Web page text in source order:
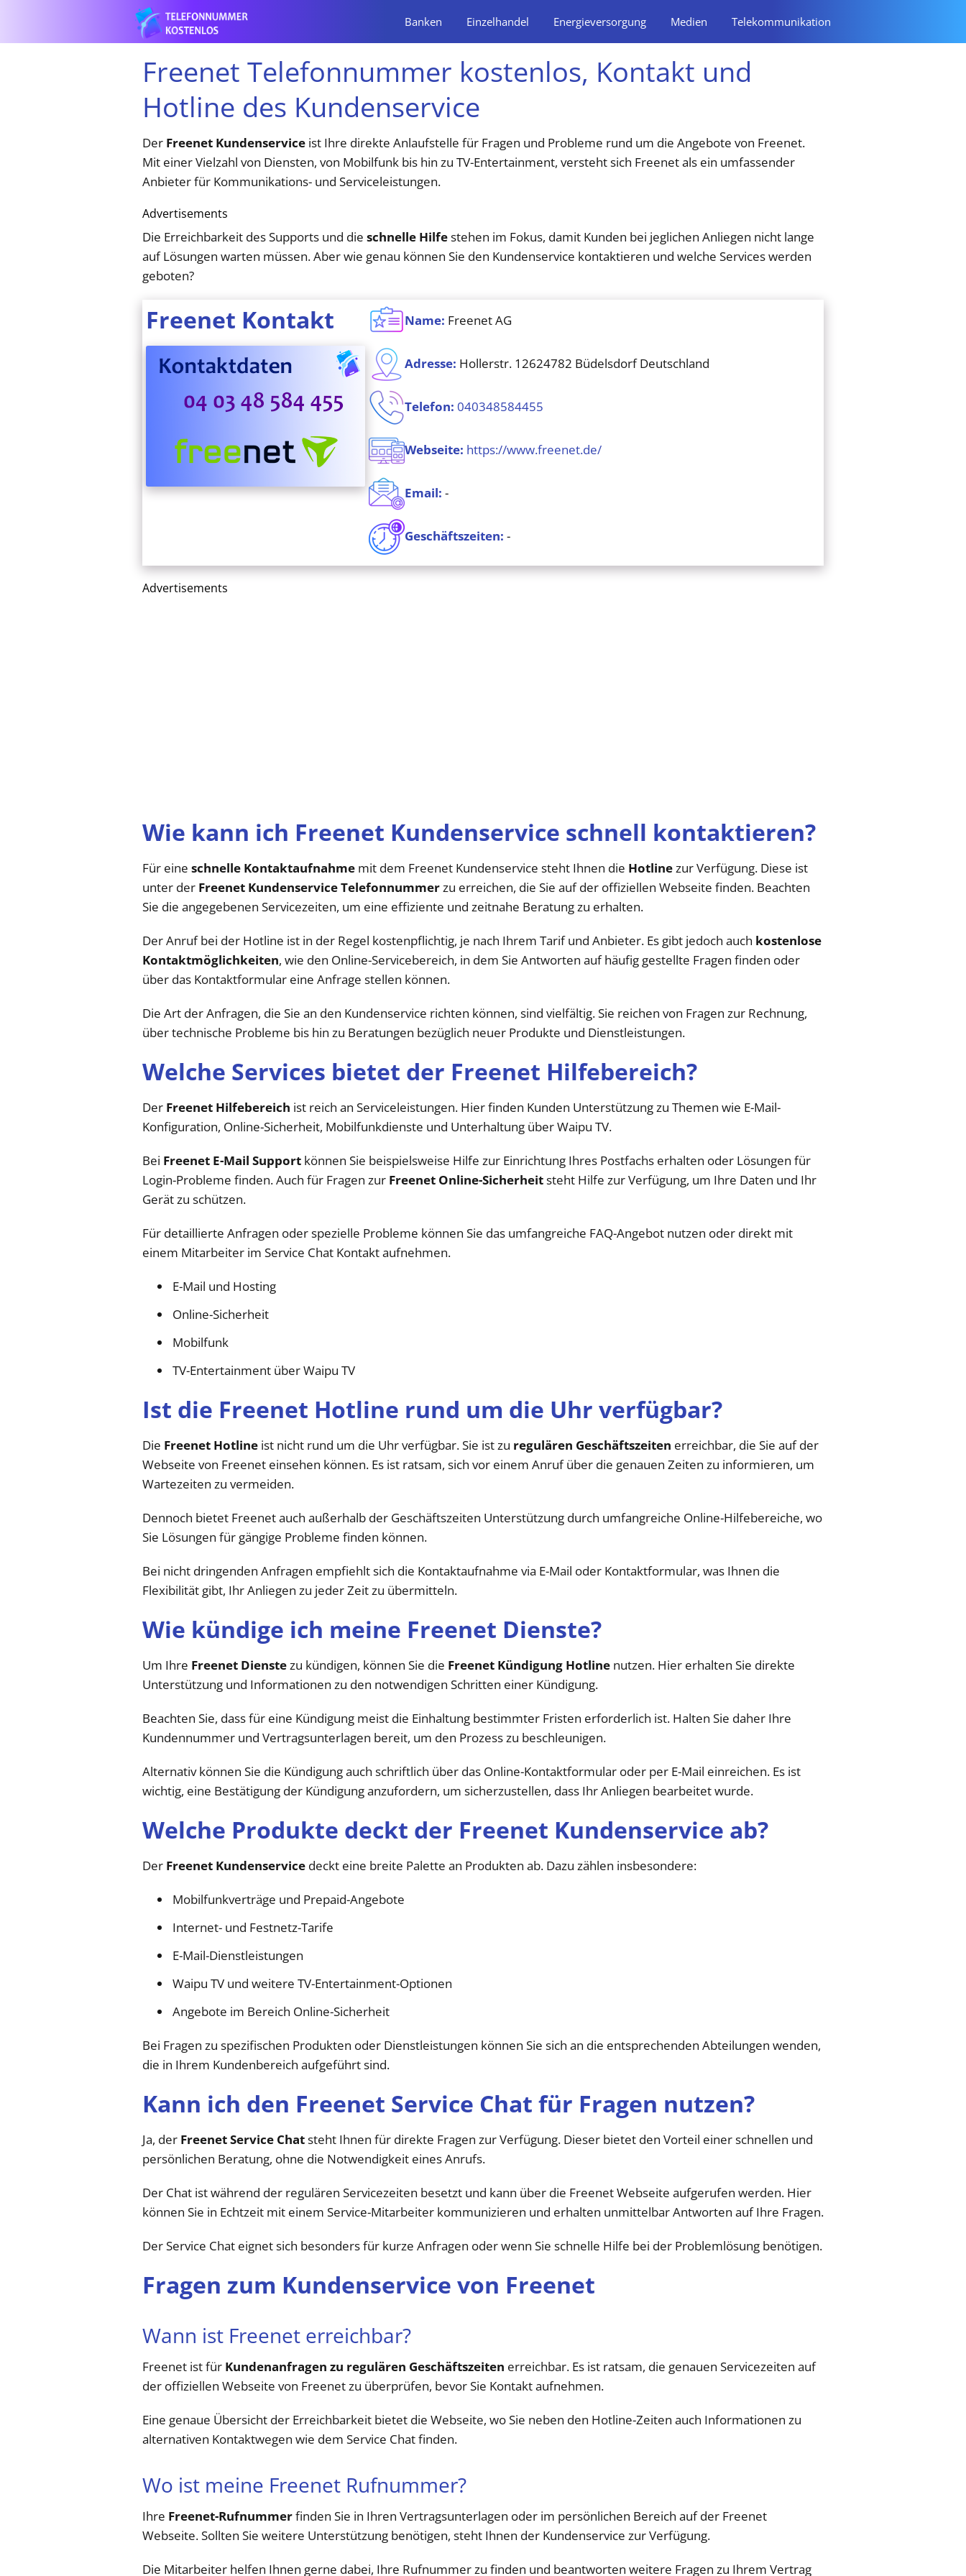
Banken Einzelhandel Energieversorgung Medien Telekommunikation
Freenet Telefonnummer kostenlos, Kontakt und
Hotline des Kundenservice
Der Freenet Kundenservice ist Ihre direkte Anlaufstelle für Fragen und Probleme rund um die Angebote von Freenet.
Mit einer Vielzahl von Diensten, von Mobilfunk bis hin zu TV-Entertainment, versteht sich Freenet als ein umfassender
Anbieter für Kommunikations- und Serviceleistungen.
Advertisements
Die Erreichbarkeit des Supports und die schnelle Hilfestehen im Fokus, damit Kunden bei jeglichen Anliegen nicht lange
auf Lösungen warten müssen. Aber wie genau können Sie den Kundenservice kontaktieren und welche Services werden
geboten?
Freenet Kontakt Name: Freenet AG
Adresse: Hollerstr. 12624782 Büdelsdorf Deutschland
Telefon: 040348584455
Webseite: https://www.freenet.de/
Email: -
Geschäftszeiten: -
Advertisements
Wie kann ich Freenet Kundenservice schnell kontaktieren?
Für eine schnelle Kontaktaufnahme mit dem Freenet Kundenservice steht Ihnen die Hotlinezur Verfügung. Diese ist
unter der Freenet Kundenservice Telefonnummerzu erreichen, die Sie auf der offiziellen Webseite finden. Beachten
Sie die angegebenen Servicezeiten, um eine effiziente und zeitnahe Beratung zu erhalten.
Der Anruf bei der Hotline ist in der Regel kostenpflichtig, je nach Ihrem Tarif und Anbieter. Es gibt jedoch auch kostenlose
Kontaktmöglichkeiten, wie den Online-Servicebereich, in dem Sie Antworten auf häufig gestellte Fragen finden oder
über das Kontaktformular eine Anfrage stellen können.
Die Art der Anfragen, die Sie an den Kundenservice richten können, sind vielfältig. Sie reichen von Fragen zur Rechnung,
über technische Probleme bis hin zu Beratungen bezüglich neuer Produkte und Dienstleistungen.
Welche Services bietet der Freenet Hilfebereich?
Der Freenet Hilfebereich ist reich an Serviceleistungen. Hier finden Kunden Unterstützung zu Themen wie E-Mail-
Konfiguration, Online-Sicherheit, Mobilfunkdienste und Unterhaltung über Waipu TV.
Bei Freenet E-Mail Support können Sie beispielsweise Hilfe zur Einrichtung Ihres Postfachs erhalten oder Lösungen für
Login-Probleme finden. Auch für Fragen zur Freenet Online-Sicherheitsteht Hilfe zur Verfügung, um Ihre Daten und Ihr
Gerät zu schützen.
Für detaillierte Anfragen oder spezielle Probleme können Sie das umfangreiche FAQ-Angebot nutzen oder direkt mit
einem Mitarbeiter im Service Chat Kontakt aufnehmen.
E-Mail und Hosting
Online-Sicherheit
Mobilfunk
TV-Entertainment über Waipu TV
Ist die Freenet Hotline rund um die Uhr verfügbar?
Die Freenet Hotline ist nicht rund um die Uhr verfügbar. Sie ist zu regulären Geschäftszeiten erreichbar, die Sie auf der
Webseite von Freenet einsehen können. Es ist ratsam, sich vor einem Anruf über die genauen Zeiten zu informieren, um
Wartezeiten zu vermeiden.
Dennoch bietet Freenet auch außerhalb der Geschäftszeiten Unterstützung durch umfangreiche Online-Hilfebereiche, wo
Sie Lösungen für gängige Probleme finden können.
Bei nicht dringenden Anfragen empfiehlt sich die Kontaktaufnahme via E-Mail oder Kontaktformular, was Ihnen die
Flexibilität gibt, Ihr Anliegen zu jeder Zeit zu übermitteln.
Wie kündige ich meine Freenet Dienste?
Um Ihre Freenet Dienstezu kündigen, können Sie die Freenet Kündigung Hotline nutzen. Hier erhalten Sie direkte
Unterstützung und Informationen zu den notwendigen Schritten einer Kündigung.
Beachten Sie, dass für eine Kündigung meist die Einhaltung bestimmter Fristen erforderlich ist. Halten Sie daher Ihre
Kundennummer und Vertragsunterlagen bereit, um den Prozess zu beschleunigen.
Alternativ können Sie die Kündigung auch schriftlich über das Online-Kontaktformular oder per E-Mail einreichen. Es ist
wichtig, eine Bestätigung der Kündigung anzufordern, um sicherzustellen, dass Ihr Anliegen bearbeitet wurde.
Welche Produkte deckt der Freenet Kundenservice ab?
Der Freenet Kundenservice deckt eine breite Palette an Produkten ab. Dazu zählen insbesondere:
Mobilfunkverträge und Prepaid-Angebote
Internet- und Festnetz-Tarife
E-Mail-Dienstleistungen
Waipu TV und weitere TV-Entertainment-Optionen
Angebote im Bereich Online-Sicherheit
Bei Fragen zu spezifischen Produkten oder Dienstleistungen können Sie sich an die entsprechenden Abteilungen wenden,
die in Ihrem Kundenbereich aufgeführt sind.
Kann ich den Freenet Service Chat für Fragen nutzen?
Ja, der Freenet Service Chatsteht Ihnen für direkte Fragen zur Verfügung. Dieser bietet den Vorteil einer schnellen und
persönlichen Beratung, ohne die Notwendigkeit eines Anrufs.
Der Chat ist während der regulären Servicezeiten besetzt und kann über die Freenet Webseite aufgerufen werden. Hier
können Sie in Echtzeit mit einem Service-Mitarbeiter kommunizieren und erhalten unmittelbar Antworten auf Ihre Fragen.
Der Service Chat eignet sich besonders für kurze Anfragen oder wenn Sie schnelle Hilfe bei der Problemlösung benötigen.
Fragen zum Kundenservice von Freenet
Wann ist Freenet erreichbar?
Freenet ist für Kundenanfragen zu regulären Geschäftszeiten erreichbar. Es ist ratsam, die genauen Servicezeiten auf
der offiziellen Webseite von Freenet zu überprüfen, bevor Sie Kontakt aufnehmen.
Eine genaue Übersicht der Erreichbarkeit bietet die Webseite, wo Sie neben den Hotline-Zeiten auch Informationen zu
alternativen Kontaktwegen wie dem Service Chat finden.
Wo ist meine Freenet Rufnummer?
Ihre Freenet-Rufnummerfinden Sie in Ihren Vertragsunterlagen oder im persönlichen Bereich auf der Freenet
Webseite. Sollten Sie weitere Unterstützung benötigen, steht Ihnen der Kundenservice zur Verfügung.
Die Mitarbeiter helfen Ihnen gerne dabei, Ihre Rufnummer zu finden und beantworten weitere Fragen zu Ihrem Vertrag